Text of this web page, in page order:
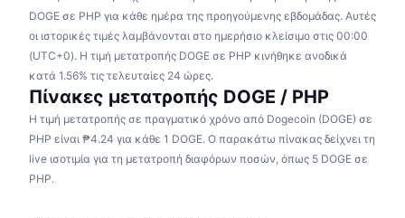
DOGE σε PHP για κάθε ημέρα της προηγούμενης εβδομάδας. Αυτές
οι ιστορικές τιμές λαμβάνονται στο ημερήσιο κλείσιμο στις 00:00
(UTC+0). Η τιμή μετατροπής DOGE σε PHP κινήθηκε ανοδικά
κατά 1.56% τις τελευταίες 24 ώρες.
Πίνακες μετατροπής DOGE / PHP
Η τιμή μετατροπής σε πραγματικό χρόνο από Dogecoin (DOGE) σε
PHP είναι ₱4.24 για κάθε 1 DOGE. Ο παρακάτω πίνακας δείχνει τη
live ισοτιμία για τη μετατροπή διαφόρων ποσών, όπως 5 DOGE σε
PHP.